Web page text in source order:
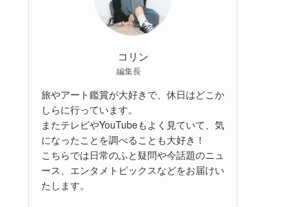
コリン
編集長
旅やアート鑑賞が大好きで、休日はどこか
しらに行っています。
またテレビやYouTubeもよく見ていて、気
になったことを調べることも大好き！
こちらでは日常のふと疑問や今話題のニュ
ース、エンタメトピックスなどをお届けい
たします。